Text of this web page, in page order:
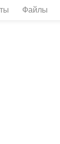
Файлы